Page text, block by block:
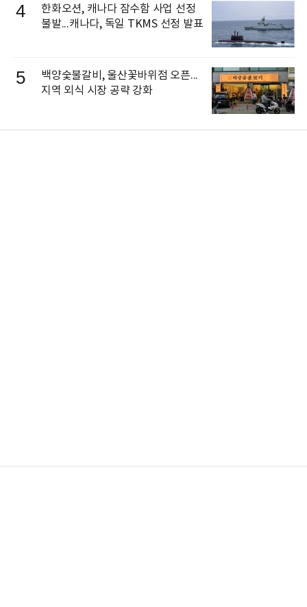
4
한화오션, 캐나다 잠수함 사업 선정
불발...캐나다, 독일 TKMS 선정 발표
5
백양숯불갈비, 울산꽃바위점 오픈...
지역 외식 시장 공략 강화